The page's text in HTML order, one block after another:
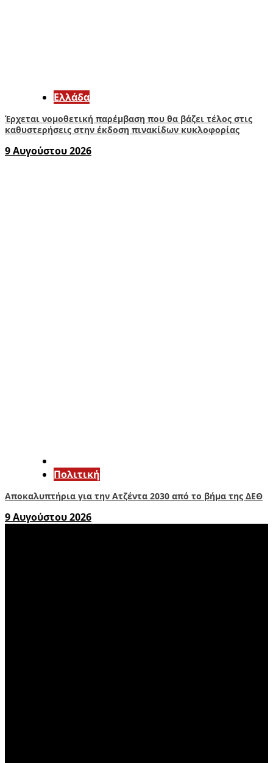
Ελλάδα
Έρχεται νομοθετική παρέμβαση που θα βάζει τέλος στις
καθυστερήσεις στην έκδοση πινακίδων κυκλοφορίας
9 Αυγούστου 2026
Πολιτική
Αποκαλυπτήρια για την Ατζέντα 2030 από το βήμα της ΔΕΘ
9 Αυγούστου 2026